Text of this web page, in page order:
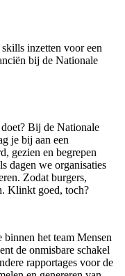
inzetten voor een
bij de Nationale
Bij de Nationale
je bij aan een
gezien en begrepen
dagen we organisaties
Zodat burgers,
Klinkt goed, toch?
het team Mensen
de onmisbare schakel
rapportages voor de